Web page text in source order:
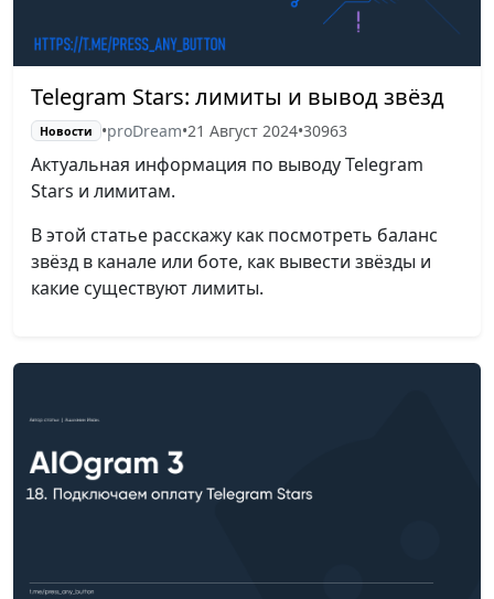
Telegram Stars: лимиты и вывод звёзд
Новости •proDream•21 Август 2024•30963
Актуальная информация по выводу Telegram
Stars и лимитам.
В этой статье расскажу как посмотреть баланс
звёзд в канале или боте, как вывести звёзды и
какие существуют лимиты.